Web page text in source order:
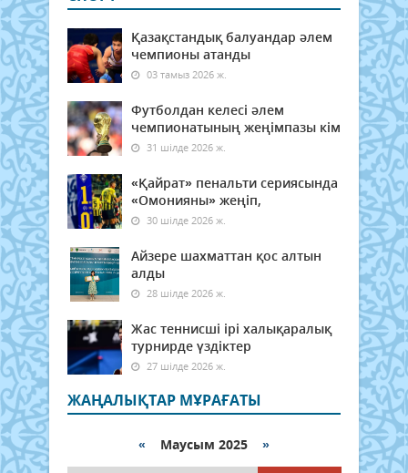
Қазақстандық балуандар әлем
чемпионы атанды
03 тамыз 2026 ж.
Футболдан келесі әлем
чемпионатының жеңімпазы кім
31 шілде 2026 ж.
«Қайрат» пенальти сериясында
«Омонияны» жеңіп,
30 шілде 2026 ж.
Айзере шахматтан қос алтын
алды
28 шілде 2026 ж.
Жас теннисші ірі халықаралық
турнирде үздіктер
27 шілде 2026 ж.
ЖАҢАЛЫҚТАР МҰРАҒАТЫ
« Маусым 2025 »